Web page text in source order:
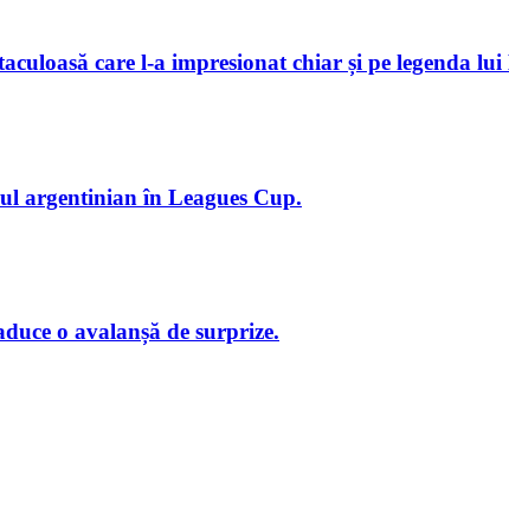
care l-a impresionat chiar și pe legenda
argentinian în Leagues Cup.
o avalanșă de surprize.